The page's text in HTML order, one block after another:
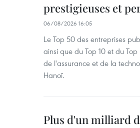
prestigieuses et
06/08/2026 16:05
Le Top 50 des entreprises
ainsi que du Top 10 et du
de l'assurance et de la
Hanoï.
Plus d'un milliard